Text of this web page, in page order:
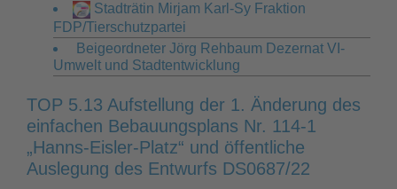
Stadträtin Mirjam Karl-Sy Fraktion
FDP/Tierschutzpartei
Beigeordneter Jörg Rehbaum Dezernat VI-
Umwelt und Stadtentwicklung
TOP 5.13 Aufstellung der 1. Änderung des
einfachen Bebauungsplans Nr. 114-1
„Hanns-Eisler-Platz“ und öffentliche
Auslegung des Entwurfs DS0687/22